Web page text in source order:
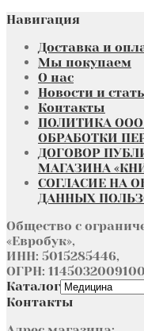
Навигация
Доставка и
Мы покупаем
О нас
Новости и
Контакты
ПОЛИТИКА
ОБРАБОТКИ
ДОГОВОР
МАГАЗИНА
СОГЛАСИЕ НА
ДАННЫХ
Общество с
«Евробук»,
ИНН: 5015285446,
ОГРН: 1145032009100
Каталог
Контакты